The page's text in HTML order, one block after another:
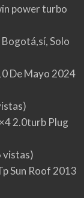
power turbo
Solo
De Mayo 2024
2.0turb Plug
Sun Roof 2013